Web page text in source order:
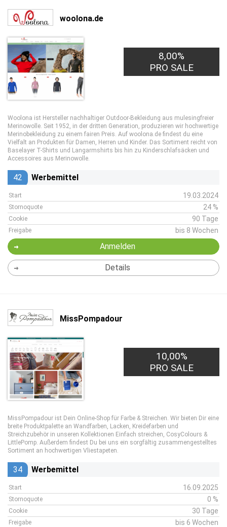
woolona.de
8,00%
PRO SALE
Woolona ist Hersteller nachhaltiger Outdoor-Bekleidung aus mulesingfreier
Merinowolle. Seit 1952, in der dritten Generation, produzieren wir hochwertige
Merinobekleidung zu einem fairen Preis. Auf woolona.de findest du eine
Vielfalt an Produkten für Damen, Herren und Kinder. Das Sortiment reicht von
Baselayer T-Shirts und Langarmshirts bis hin zu Kinderschlafsäcken und
Accessoires aus Merinowolle.
42 Werbemittel
Start 19.03.2024
Stornoquote 24 %
Cookie 90 Tage
Freigabe bis 8 Wochen
Anmelden
Details
MissPompadour
10,00%
PRO SALE
MissPompadour ist Dein Online-Shop für Farbe & Streichen. Wir bieten Dir eine
breite Produktpalette an Wandfarben, Lacken, Kreidefarben und
Streichzubehör in unseren Kollektionen Einfach streichen, CosyColours &
LittlePomp. Außerdem findest Du bei uns ein sorgfältig zusammengestelltes
Sortiment an hochwertigen Vliestapeten.
34 Werbemittel
Start 16.09.2025
Stornoquote 0 %
Cookie 30 Tage
Freigabe bis 6 Wochen